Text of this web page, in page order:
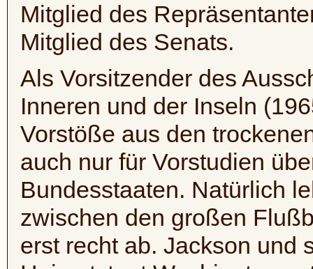
Mitglied des
Mitglied des Senats.
Als Vorsitzender des
Inneren und der Inseln
Vorstöße aus den
auch nur für Vorstudien
Bundesstaaten. Natürlich
zwischen den großen
erst recht ab. Jackson und